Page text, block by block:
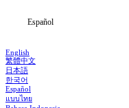
Español
English
繁體中文
日本語
한국어
Español
แบบไทย